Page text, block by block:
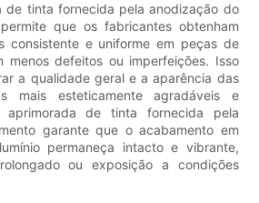
de tinta fornecida pela anodização do
que os fabricantes obtenham
consistente e uniforme em peças de
menos defeitos ou imperfeições. Isso
a qualidade geral e a aparência das
mais esteticamente agradáveis ​​e
aprimorada de tinta fornecida pela
garante que o acabamento em
permaneça intacto e vibrante,
ou exposição a condições